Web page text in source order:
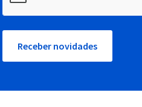
Receber novidades